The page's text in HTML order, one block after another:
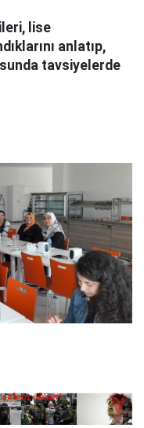
lise
anlatıp,
tavsiyelerde